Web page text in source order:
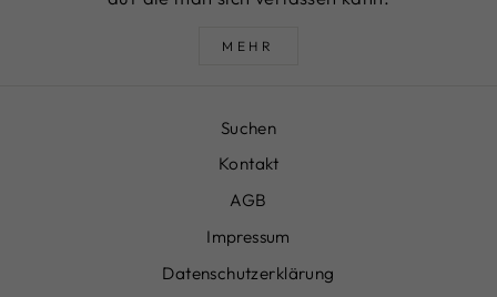
MEHR
Suchen
Kontakt
AGB
Impressum
Datenschutzerklärung